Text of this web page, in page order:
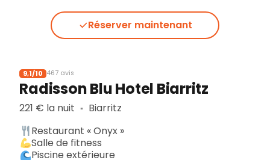
Réserver maintenant
9,1/10 467 avis
Radisson Blu Hotel Biarritz
221 € la nuit ▪︎ Biarritz
Restaurant « Onyx »
Salle de fitness
Piscine extérieure